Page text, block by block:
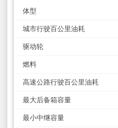
体型
城市行驶百公里油耗
驱动轮
燃料
高速公路行驶百公里油耗
最大后备箱容量
最小中继容量